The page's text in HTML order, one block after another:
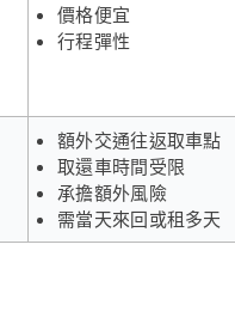
價格便宜
行程彈性
額外交通往返取車點
取還車時間受限
承擔額外風險
需當天來回或租多天